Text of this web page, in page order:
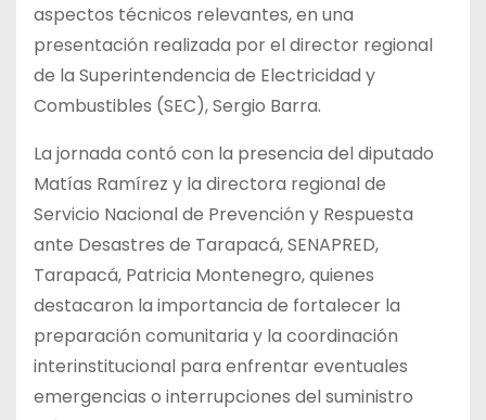
aspectos técnicos relevantes, en una
presentación realizada por el director regional
de la Superintendencia de Electricidad y
Combustibles (SEC), Sergio Barra.
La jornada contó con la presencia del diputado
Matías Ramírez y la directora regional de
Servicio Nacional de Prevención y Respuesta
ante Desastres de Tarapacá, SENAPRED,
Tarapacá, Patricia Montenegro, quienes
destacaron la importancia de fortalecer la
preparación comunitaria y la coordinación
interinstitucional para enfrentar eventuales
emergencias o interrupciones del suministro